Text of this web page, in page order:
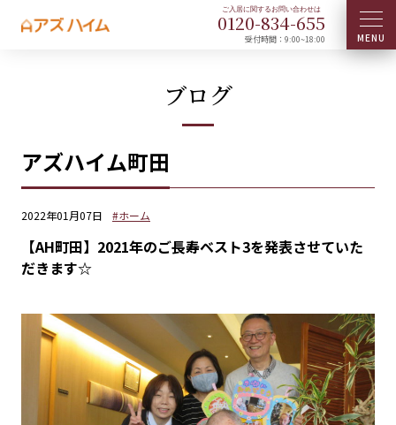
0120-834-655
受付時間：9:00~18:00
ブログ
アズハイム町田
2022年01月07日 #ホーム
【AH町田】2021年のご長寿ベスト3を発表させていた
だきます☆